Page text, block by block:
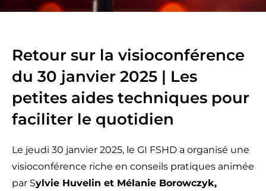
Retour sur la visioconférence
du 30 janvier 2025 | Les
petites aides techniques pour
faciliter le quotidien
Le jeudi 30 janvier 2025, le GI FSHD a organisé une
visioconférence riche en conseils pratiques animée
par Sylvie Huvelin et Mélanie Borowczyk,